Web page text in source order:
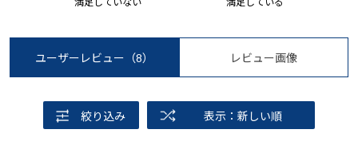
ユーザーレビュー （8） レビュー画像
絞り込み 表示：新しい順